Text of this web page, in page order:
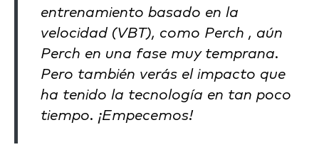
entrenamiento basado en la
velocidad (VBT), como Perch , aún
Perch en una fase muy temprana.
Pero también verás el impacto que
ha tenido la tecnología en tan poco
tiempo. ¡Empecemos!